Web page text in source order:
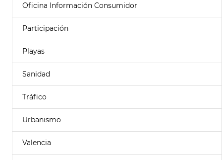
Oficina Información Consumidor
Participación
Playas
Sanidad
Tráfico
Urbanismo
Valencia